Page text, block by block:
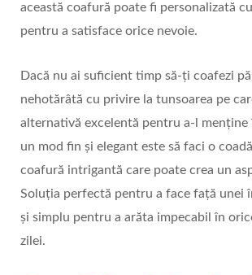
această coafură poate fi personalizată
pentru a satisface orice nevoie.
Dacă nu ai suficient timp să-ți coafezi
nehotărâtă cu privire la tunsoarea pe
alternativă excelentă pentru a-l
un mod fin și elegant este să faci o
coafură intrigantă care poate crea un
Soluția perfectă pentru a face față unei
și simplu pentru a arăta impecabil în
zilei.